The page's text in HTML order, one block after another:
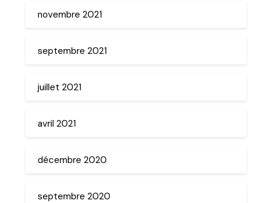
novembre 2021
septembre 2021
juillet 2021
avril 2021
décembre 2020
septembre 2020